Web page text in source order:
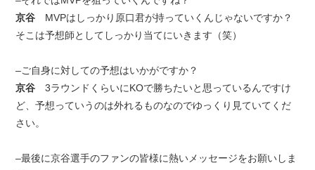
京谷 MVPはしっかり原口君が持っていくんじゃないですか？
そこは予想師としてしっかり当てにいきます（笑）
–ご自身に対しての予想はいかがですか？
京谷3ラウンドくらいにKOで勝ちたいと思っているんですけ
ど、予想っていうのは外れるものなのでゆっくり見ていてくだ
さい。
–最後に京谷選手のファンの皆様に熱いメッセージをお願いしま